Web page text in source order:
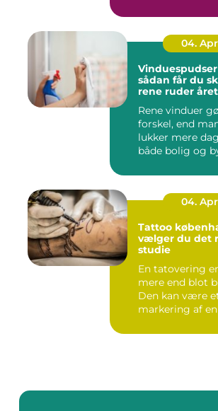
04. Apr
sådan får du
rene ruder
Rene vinduer
forskel, end
lukker mere
både bolig og
04. Apr
Tattoo københavn
vælger du det
studie
En tatovering
mere end blot
Den kan være
markering af